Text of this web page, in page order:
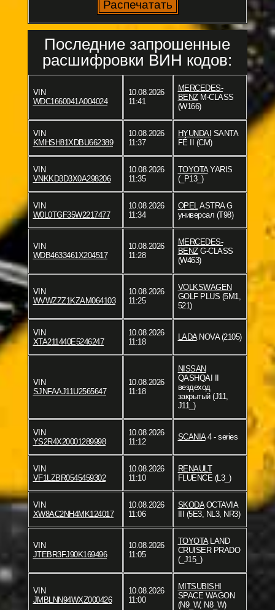
Последние запрошенные
расшифровки ВИН кодов:
VIN
WDC1660041A004024
10.08.2026
11:41
MERCEDES-
BENZM-CLASS
(W166)
VIN
KMHSH81XDBU662389
10.08.2026
11:37
HYUNDAI SANTA
FÉ II (CM)
VIN
VNKKD3D3X0A298206
10.08.2026
11:35
TOYOTAYARIS
(_P13_)
VIN
W0L0TGF35W2217477
10.08.2026
11:34
OPEL ASTRA G
универсал (T98)
VIN
WDB4633461X204517
10.08.2026
11:28
MERCEDES-
BENZG-CLASS
(W463)
VIN
WVWZZZ1KZAM064103
10.08.2026
11:25
VOLKSWAGEN
GOLF PLUS (5M1,
521)
VIN
XTA211440E5246247
10.08.2026
11:18
LADANOVA (2105)
VIN
SJNFAAJ11U2565647
10.08.2026
11:18
NISSAN
QASHQAI II
вездеход
закрытый (J11,
J11_)
VIN
YS2R4X20001289998
10.08.2026
11:12
SCANIA4 - series
VIN
VF1LZBR0545459302
10.08.2026
11:10
RENAULT
FLUENCE (L3_)
VIN
XW8AC2NH4MK124017
10.08.2026
11:06
SKODAOCTAVIA
III (5E3, NL3, NR3)
VIN
JTEBR3FJ90K169496
10.08.2026
11:05
TOYOTALAND
CRUISER PRADO
(_J15_)
VIN
JMBLNN94WXZ000426
10.08.2026
11:00
MITSUBISHI
SPACE WAGON
(N9_W, N8_W)